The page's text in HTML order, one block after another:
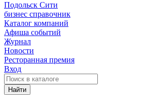
Подольск Сити
бизнес справочник
Каталог компаний
Афиша событий
Журнал
Новости
Ресторанная премия
Вход
Найти